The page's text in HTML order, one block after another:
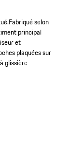
Fabriqué selon
principal
et
plaquées sur
glissière